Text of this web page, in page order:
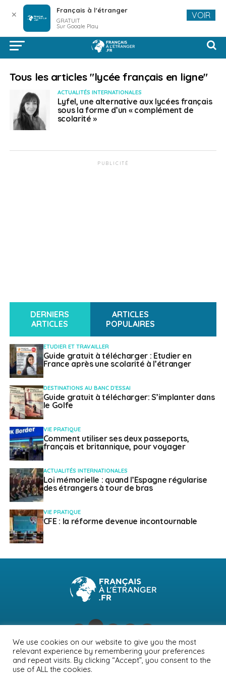
Tous les articles "lycée français en ligne"
ACTUALITÉS INTERNATIONALES
Lyfel, une alternative aux lycées français
sous la forme d’un « complément de
scolarité »
PUBLICITÉ
DERNIERS
ARTICLES
ARTICLES
POPULAIRES
ETUDIER ET TRAVAILLER
Guide gratuit à télécharger : Etudier en
France après une scolarité à l’étranger
DESTINATIONS AU BANC D'ESSAI
Guide gratuit à télécharger: S’implanter dans
le Golfe
VIE PRATIQUE
Comment utiliser ses deux passeports,
français et britannique, pour voyager
ACTUALITÉS INTERNATIONALES
Loi mémorielle : quand l’Espagne régularise
des étrangers à tour de bras
VIE PRATIQUE
CFE : la réforme devenue incontournable
NEWSLETTER PUBLICITÉ CONTACTS
MENTIONS LÉGALES
POLITIQUE DE CONFIDENTIALITÉ
We use cookies on our website to give you the most
relevant experience by remembering your preferences
and repeat visits. By clicking “Accept”, you consent to the
use of ALL the cookies.
✕ Français à l'étranger
GRATUIT
Sur Google Play
VOIR